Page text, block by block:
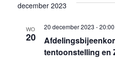
december 2023
WO
20
tentoonstelling en
20 december 2023 - 20:00